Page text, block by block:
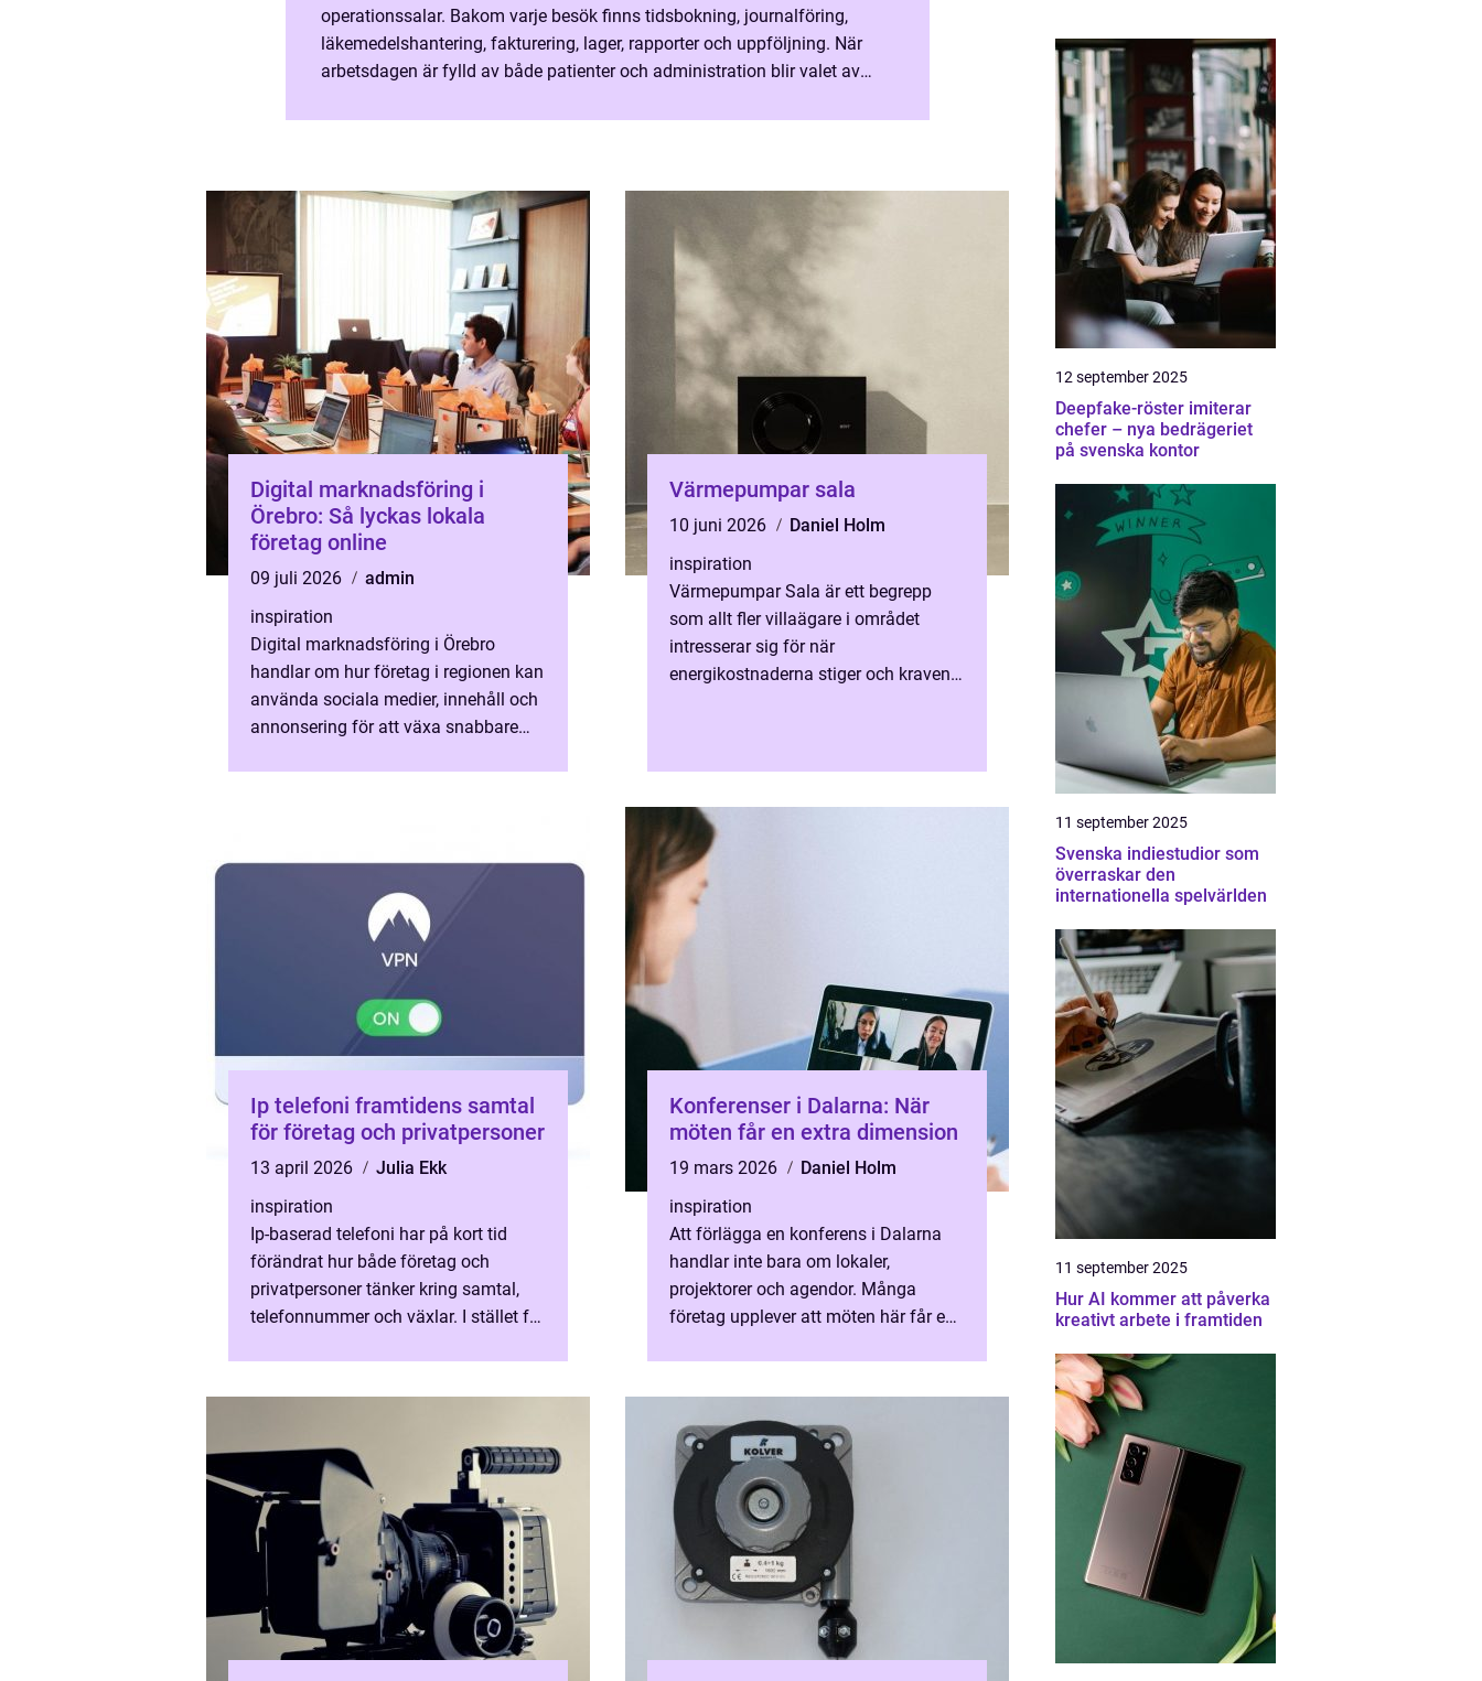
operationssalar. Bakom varje besök finns tidsbokning, journalföring,
läkemedelshantering, fakturering, lager, rapporter och uppföljning. När
arbetsdagen är fylld av både patienter och administration blir valet av
Digital marknadsföring i
Örebro: Så lyckas lokala
företag online
09 juli 2026
admin
inspiration
Digital marknadsföring i Örebro
handlar om hur företag i regionen kan
använda sociala medier, innehåll och
annonsering för att växa snabbare
Värmepumpar sala
10 juni 2026
Daniel Holm
inspiration
Värmepumpar Sala är ett begrepp
som allt fler villaägare i området
intresserar sig för när
energikostnaderna stiger och kraven
Ip telefoni framtidens samtal
för företag och privatpersoner
13 april 2026
Julia Ekk
inspiration
Ip-baserad telefoni har på kort tid
förändrat hur både företag och
privatpersoner tänker kring samtal,
telefonnummer och växlar. I stället för
Konferenser i Dalarna: När
möten får en extra dimension
19 mars 2026
Daniel Holm
inspiration
Att förlägga en konferens i Dalarna
handlar inte bara om lokaler,
projektorer och agendor. Många
företag upplever att möten här får en
12 september 2025
Deepfake-röster imiterar
chefer – nya bedrägeriet
på svenska kontor
11 september 2025
Svenska indiestudior som
överraskar den
internationella spelvärlden
11 september 2025
Hur AI kommer att påverka
kreativt arbete i framtiden